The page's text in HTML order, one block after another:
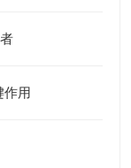
作用